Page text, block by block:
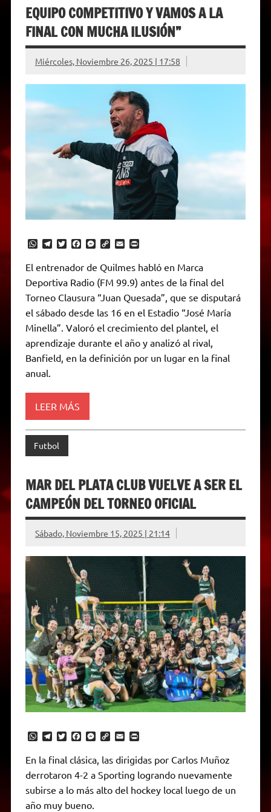
EQUIPO COMPETITIVO Y VAMOS A LA
FINAL CON MUCHA ILUSIÓN”
Miércoles, Noviembre 26, 2025 | 17:58
W
t
s
A
p
p
T
e
g
a
m
T
t
t
r
F
e
b
o
k
M
s
e
n
g
e
C
p
y
L
n
k
E
i
l
P
i
n
t
r
i
n
d
l
y
El entrenador de Quilmes habló en Marca
Deportiva Radio (FM 99.9) antes de la final del
Torneo Clausura “Juan Quesada”, que se disputará
el sábado desde las 16 en el Estadio “José María
Minella”. Valoró el crecimiento del plantel, el
aprendizaje durante el año y analizó al rival,
Banfield, en la definición por un lugar en la final
anual.
LEER MÁS
Futbol
MAR DEL PLATA CLUB VUELVE A SER EL
CAMPEÓN DEL TORNEO OFICIAL
Sábado, Noviembre 15, 2025 | 21:14
W
a
t
s
A
p
p
T
l
e
g
a
m
T
i
t
t
e
r
F
e
b
o
k
M
s
e
g
C
y
L
n
E
a
i
l
P
i
n
t
r
En la final clásica, las dirigidas por Carlos Muñoz
derrotaron 4-2 a Sporting logrando nuevamente
subirse a lo más alto del hockey local luego de un
año muy bueno.